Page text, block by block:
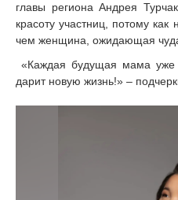
главы региона Андрея
красоту участниц, потому как
чем женщина, ожидающая
«Каждая будущая мама уже
дарит новую жизнь!» –